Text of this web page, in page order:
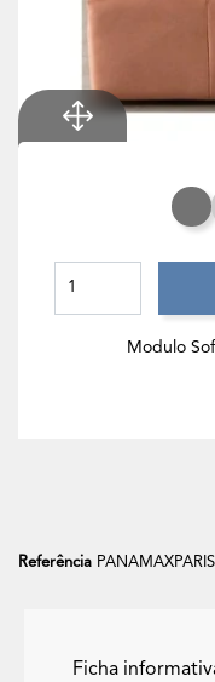
Modulo
Referência
Ficha